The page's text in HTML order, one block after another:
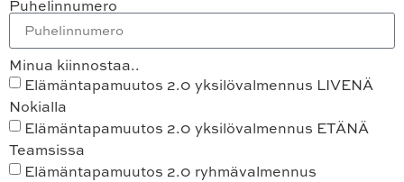
Puhelinnumero
Minua kiinnostaa..
Elämäntapamuutos 2.0 yksilövalmennus LIVENÄ
Nokialla
Elämäntapamuutos 2.0 yksilövalmennus ETÄNÄ
Teamsissa
Elämäntapamuutos 2.0 ryhmävalmennus